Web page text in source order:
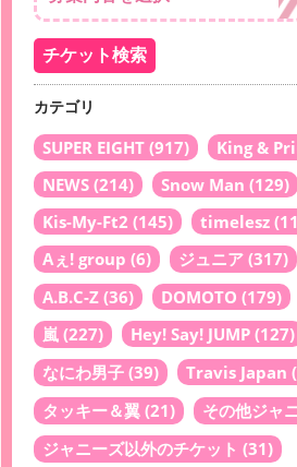
カテゴリ
SUPER EIGHT (917) King &
NEWS (214) Snow Man (129)
Kis-My-Ft2 (145) timelesz
Aぇ! group (6) ジュニア (317)
A.B.C-Z (36) DOMOTO (179)
嵐 (227) Hey! Say! JUMP (127)
なにわ男子 (39) Travis Japan
タッキー＆翼 (21) その他ジャ
ジャニーズ以外のチケット (31)